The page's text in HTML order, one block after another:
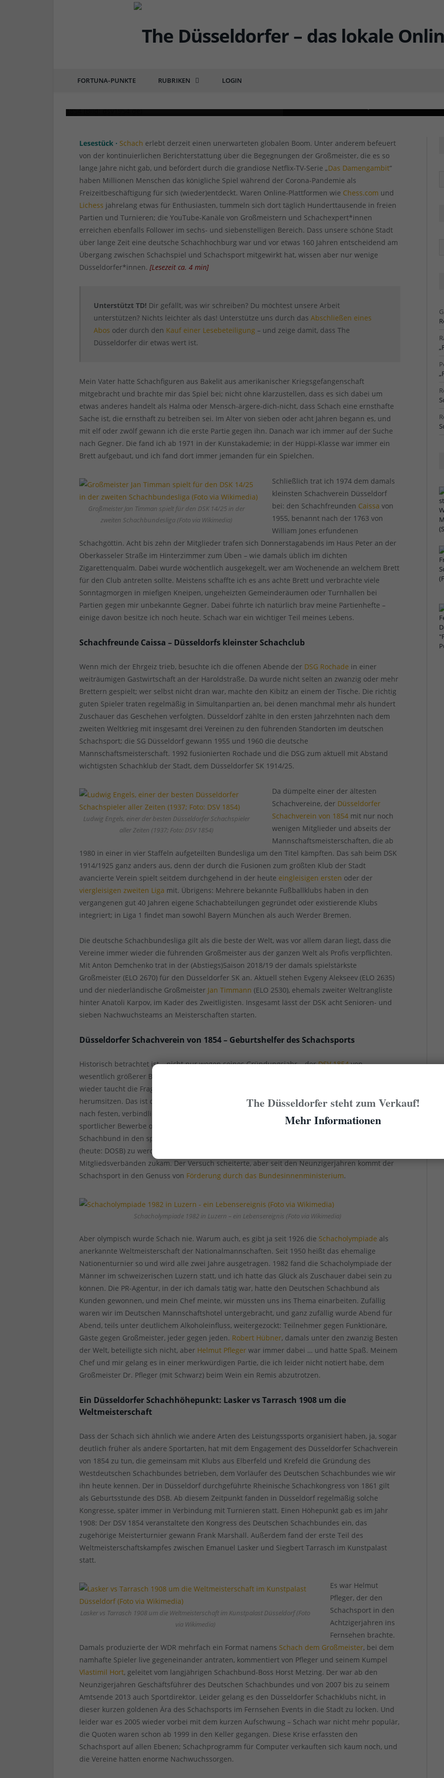
FORTUNA-PUNKTE RUBRIKEN LOGIN
Erinnerung (1861): Als Düsseldorf einmal eine
Lesestück · Schach erlebt derzeit einen unerwarteten globalen Boom. Unter anderem befeuert
von der kontinuierlichen Berichterstattung über die Begegnungen der Großmeister, die es so
lange Jahre nicht gab, und befördert durch die grandiose Netflix-TV-Serie „Das Damengambit“
haben Millionen Menschen das königliche Spiel während der Corona-Pandemie als
Freizeitbeschäftigung für sich (wieder)entdeckt. Waren Online-Plattformen wie Chess.com und
Lichess jahrelang etwas für Enthusiasten, tummeln sich dort täglich Hunderttausende in freien
Partien und Turnieren; die YouTube-Kanäle von Großmeistern und Schachexpert*innen
erreichen ebenfalls Follower im sechs- und siebenstelligen Bereich. Dass unsere schöne Stadt
über lange Zeit eine deutsche Schachhochburg war und vor etwas 160 Jahren entscheidend am
Übergang zwischen Schachspiel und Schachsport mitgewirkt hat, wissen aber nur wenige
Düsseldorfer*innen.[Lesezeit ca. 4 min]
Unterstützt TD! Dir gefällt, was wir schreiben? Du möchtest unsere Arbeit
unterstützen? Nichts leichter als das! Unterstütze uns durch dasAbschließen eines
Abos oder durch den Kauf einer Lesebeteiligung – und zeige damit, dass The
Düsseldorfer dir etwas wert ist.
Mein Vater hatte Schachfiguren aus Bakelit aus amerikanischer Kriegsgefangenschaft
mitgebracht und brachte mir das Spiel bei; nicht ohne klarzustellen, dass es sich dabei um
etwas anderes handelt als Halma oder Mensch-ärgere-dich-nicht, dass Schach eine ernsthafte
Sache ist, die ernsthaft zu betreiben sei. Im Alter von sieben oder acht Jahren begann es, und
mit elf oder zwölf gewann ich die erste Partie gegen ihn. Danach war ich immer auf der Suche
nach Gegner. Die fand ich ab 1971 in der Kunstakademie; in der Hüppi-Klasse war immer ein
Brett aufgebaut, und ich fand dort immer jemanden für ein Spielchen.
Großmeister Jan Timman spielt für den DSK 14/25 in der
zweiten Schachbundesliga (Foto via Wikimedia)
Schließlich trat ich 1974 dem damals
kleinsten Schachverein Düsseldorf
bei: den Schachfreunden Caissa von
1955, benannt nach der 1763 von
William Jones erfundenen
Schachgöttin. Acht bis zehn der Mitglieder trafen sich Donnerstagabends im Haus Peter an der
Oberkasseler Straße im Hinterzimmer zum Üben – wie damals üblich im dichten
Zigarettenqualm. Dabei wurde wöchentlich ausgekegelt, wer am Wochenende an welchem Brett
für den Club antreten sollte. Meistens schaffte ich es ans achte Brett und verbrachte viele
Sonntagmorgen in miefigen Kneipen, ungeheizten Gemeinderäumen oder Turnhallen bei
Partien gegen mir unbekannte Gegner. Dabei führte ich natürlich brav meine Partienhefte –
einige davon besitze ich noch heute. Schach war ein wichtiger Teil meines Lebens.
Schachfreunde Caissa – Düsseldorfs kleinster Schachclub
Wenn mich der Ehrgeiz trieb, besuchte ich die offenen Abende der DSG Rochade in einer
weiträumigen Gastwirtschaft an der Haroldstraße. Da wurde nicht selten an zwanzig oder mehr
Brettern gespielt; wer selbst nicht dran war, machte den Kibitz an einem der Tische. Die richtig
guten Spieler traten regelmäßig in Simultanpartien an, bei denen manchmal mehr als hundert
Zuschauer das Geschehen verfolgten. Düsseldorf zählte in den ersten Jahrzehnten nach dem
zweiten Weltkrieg mit insgesamt drei Vereinen zu den führenden Standorten im deutschen
Schachsport; die SG Düsseldorf gewann 1955 und 1960 die deutsche
Mannschaftsmeisterschaft. 1992 fusionierten Rochade und die DSG zum aktuell mit Abstand
wichtigsten Schachklub der Stadt, dem Düsseldorfer SK 1914/25.
Ludwig Engels, einer der besten Düsseldorfer Schachspieler
aller Zeiten (1937; Foto: DSV 1854)
Da dümpelte einer der ältesten
Schachvereine, der Düsseldorfer
Schachverein von 1854 mit nur noch
wenigen Mitglieder und abseits der
Mannschaftsmeisterschaften, die ab
1980 in einer in vier Staffeln aufgeteilten Bundesliga um den Titel kämpften. Das sah beim DSK
1914/1925 ganz anders aus, denn der durch die Fusionen zum größten Klub der Stadt
avancierte Verein spielt seitdem durchgehend in der heute eingleisigen ersten oder der
viergleisigen zweiten Liga mit. Übrigens: Mehrere bekannte Fußballklubs haben in den
vergangenen gut 40 Jahren eigene Schachabteilungen gegründet oder existierende Klubs
integriert; in Liga 1 findet man sowohl Bayern München als auch Werder Bremen.
Die deutsche Schachbundesliga gilt als die beste der Welt, was vor allem daran liegt, dass die
Vereine immer wieder die führenden Großmeister aus der ganzen Welt als Profis verpflichten.
Mit Anton Demchenko trat in der (Abstiegs)Saison 2018/19 der damals spielstärkste
Großmeister (ELO 2670) für den Düsseldorfer SK an. Aktuell stehen Evgeny Alekseev (ELO 2635)
und der niederländische Großmeister Jan Timmann (ELO 2530), ehemals zweiter Weltrangliste
hinter Anatoli Karpov, im Kader des Zweitligisten. Insgesamt lässt der DSK acht Senioren- und
sieben Nachwuchsteams an Meisterschaften starten.
Düsseldorfer Schachverein von 1854 – Geburtshelfer des Schachsports
Historisch betrachtet ist – nicht nur wegen seines Gründungsjahr – derDSV 1854von
wesentlich größerer Bedeutung für den deutschen Schachsport. Sport? Ja, Schachsport. Immer
wieder taucht die Frage auf, ob Schachspieler überhaupt Sportler sind, wo sie doch immer nur
herumsitzen. Das ist das Gegenargument, das Pro-Argument ist aber, dass Schach weltweit
nach festen, verbindlichen Regeln gespielt und auch die Wettkämpfe nach den Regeln
sportlicher Bewerbe organisiert und bewertet werden. Tatsächlich unternahm der deutsche
Schachbund in den späten Siebzigerjahren den Versuch, Mitglied des Deutschen Sportbundes
(heute: DOSB) zu werden. Dabei ging es natürlich auch um die staatliche Förderung, die den
Mitgliedsverbänden zukam. Der Versuch scheiterte, aber seit den Neunzigerjahren kommt der
Schachsport in den Genuss von Förderung durch das Bundesinnenministerium.
Schacholympiade 1982 in Luzern – ein Lebensereignis (Foto via Wikimedia)
Aber olympisch wurde Schach nie. Warum auch, es gibt ja seit 1926 die Schacholympiade als
anerkannte Weltmeisterschaft der Nationalmannschaften. Seit 1950 heißt das ehemalige
Nationenturnier so und wird alle zwei Jahre ausgetragen. 1982 fand die Schacholympiade der
Männer im schweizerischen Luzern statt, und ich hatte das Glück als Zuschauer dabei sein zu
können. Die PR-Agentur, in der ich damals tätig war, hatte den Deutschen Schachbund als
Kunden gewonnen, und mein Chef meinte, wir müssten uns ins Thema einarbeiten. Zufällig
waren wir im Deutschen Mannschaftshotel untergebracht, und ganz zufällig wurde Abend für
Abend, teils unter deutlichem Alkoholeinfluss, weitergezockt: Teilnehmer gegen Funktionäre,
Gäste gegen Großmeister, jeder gegen jeden. Robert Hübner, damals unter den zwanzig Besten
der Welt, beteiligte sich nicht, aber Helmut Pfleger war immer dabei … und hatte Spaß. Meinem
Chef und mir gelang es in einer merkwürdigen Partie, die ich leider nicht notiert habe, dem
Großmeister Dr. Pfleger (mit Schwarz) beim Wein ein Remis abzutrotzen.
Ein Düsseldorfer Schachhöhepunkt: Lasker vs Tarrasch 1908 um die
Weltmeisterschaft
Dass der Schach sich ähnlich wie andere Arten des Leistungssports organisiert haben, ja, sogar
deutlich früher als andere Sportarten, hat mit dem Engagement des Düsseldorfer Schachverein
von 1854 zu tun, die gemeinsam mit Klubs aus Elberfeld und Krefeld die Gründung des
Westdeutschen Schachbundes betrieben, dem Vorläufer des Deutschen Schachbundes wie wir
ihn heute kennen. Der in Düsseldorf durchgeführte Rheinische Schachkongress von 1861 gilt
als Geburtsstunde des DSB. Ab diesem Zeitpunkt fanden in Düsseldorf regelmäßig solche
Kongresse, später immer in Verbindung mit Turnieren statt. Einen Höhepunkt gab es im Jahr
1908: Der DSV 1854 veranstaltete den Kongress des Deutschen Schachbundes ein, das
zugehörige Meisterturnier gewann Frank Marshall. Außerdem fand der erste Teil des
Weltmeisterschaftskampfes zwischen Emanuel Lasker und Siegbert Tarrasch im Kunstpalast
statt.
Lasker vs Tarrasch 1908 um die Weltmeisterschaft im Kunstpalast Düsseldorf (Foto
via Wikimedia)
Es war Helmut
Pfleger, der den
Schachsport in den
Achtzigerjahren ins
Fernsehen brachte.
Damals produzierte der WDR mehrfach ein Format namens Schach dem Großmeister, bei dem
namhafte Spieler live gegeneinander antraten, kommentiert von Pfleger und seinem Kumpel
Vlastimil Hort, geleitet vom langjährigen Schachbund-Boss Horst Metzing. Der war ab den
Neunzigerjahren Geschäftsführer des Deutschen Schachbundes und von 2007 bis zu seinem
Amtsende 2013 auch Sportdirektor. Leider gelang es den Düsseldorfer Schachklubs nicht, in
dieser kurzen goldenen Ära des Schachsports im Fernsehen Events in die Stadt zu locken. Und
leider war es 2005 wieder vorbei mit dem kurzen Aufschwung – Schach war nicht mehr populär,
die Quoten waren schon ab 1999 in den Keller gegangen. Diese Krise erfassten den
Schachsport auf allen Ebenen; Schachprogramm für Computer verkauften sich kaum noch, und
die Vereine hatten enorme Nachwuchssorgen.
The Düsseldorfer steht zum Verkauf!
Mehr Informationen